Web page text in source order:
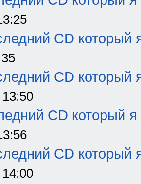
CD который
CD который
CD который я
CD который